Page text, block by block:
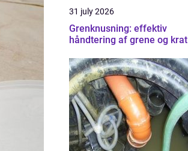
31 july 2026
Grenknusning: effektiv
håndtering af grene og krat